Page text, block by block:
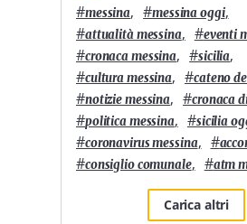
#messina, #messina oggi,
#attualità messina, #eventi
#cronaca messina, #sicilia,
#cultura messina, #cateno
#notizie messina, #cronaca
#politica messina, #sicilia
#coronavirus messina, #
#consiglio comunale, #atm
Carica altri